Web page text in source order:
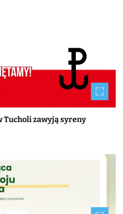
Tucholi zawyją syreny